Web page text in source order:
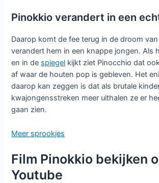
Pinokkio verandert in een
Daarop komt de fee terug in de droom
verandert hem in een knappe jongen. Als
en in de spiegel kijkt ziet Pinocchio dat
af waar de houten pop is gebleven. Het
daarop kan zeggen is dat als brutale
kwajongensstreken meer uithalen ze er
gaan zien.
Meer sprookjes
Film Pinokkio bekijken
Youtube